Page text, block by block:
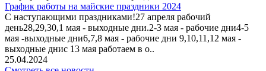
График работы на майские праздники 2024
С наступающими праздниками!27 апреля рабочий
день28,29,30,1 мая - выходные дни.2-3 мая - рабочие дни4-5
мая -выходные дни6,7,8 мая - рабочие дни 9,10,11,12 мая -
выходные днис 13 мая работаем в о..
25.04.2024